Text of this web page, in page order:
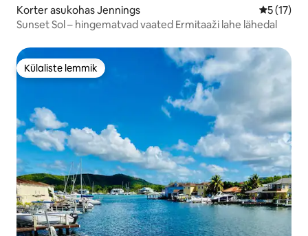
Korter asukohas Jennings
5 (17)
Sunset Sol – hingematvad vaated Ermitaaži lahe lähedal
Külaliste lemmik
Külaliste lemmik